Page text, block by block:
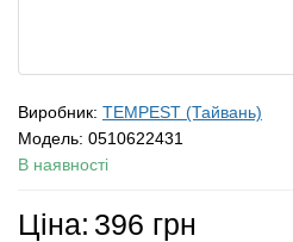
Виробник: TEMPEST (Тайвань)
Модель: 0510622431
В наявності
Ціна: 396 грн